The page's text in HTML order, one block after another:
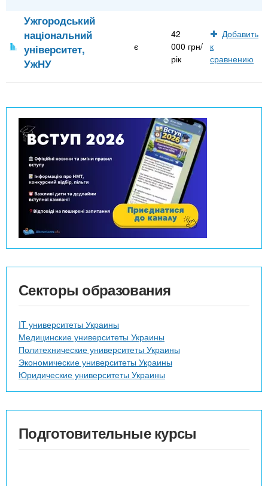
Ужгородський
національний
університет,
УжНУ
є
42
000 грн/
рік
Добавить
к
сравнению
Секторы образования
IT университеты Украины
Медицинские университеты Украины
Политехнические университеты Украины
Экономические университеты Украины
Юридические университеты Украины
Подготовительные курсы